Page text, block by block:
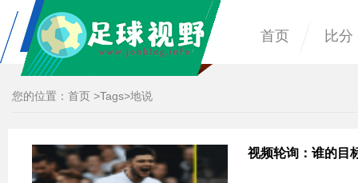
首页 比分
您的位置： 首页 >Tags>地说
视频轮询：谁的目